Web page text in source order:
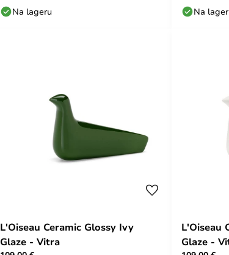
Na lageru
Na
L'Oiseau Ceramic Glossy Ivy
Glaze - Vitra
L'Oiseau
Glaze -